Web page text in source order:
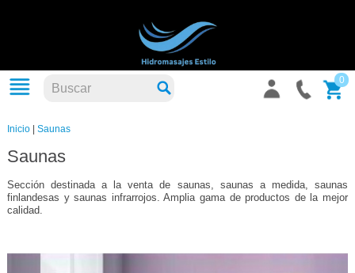
0
Inicio| Saunas
Saunas
Sección destinada a la venta de saunas, saunas a medida, saunas
finlandesas y saunas infrarrojos. Amplia gama de productos de la mejor
calidad.